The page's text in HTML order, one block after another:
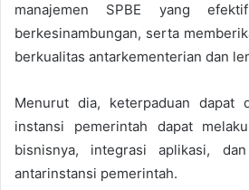
manajemen SPBE yang
berkesinambungan, serta
berkualitas antarkementerian dan
Menurut dia, keterpaduan dapat
instansi pemerintah dapat
bisnisnya, integrasi aplikasi,
antarinstansi pemerintah.